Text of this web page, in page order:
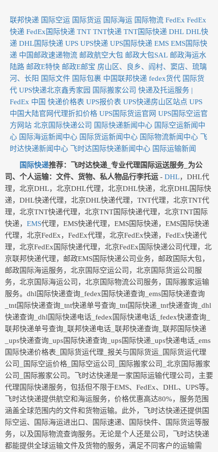
联邦快递 国际空运 国际货运 国际海运 国际物流 FedEx FedEx
快递 FedEx国际快递 TNT TNT快递 TNT国际快递 DHL DHL快
递 DHL国际快递 UPS UPS快递 UPS国际快递 EMS EMS国际快
递 中国邮政速递物流 邮政航空大包 邮政大包SAL 邮政海运水
陆路 邮政E特快 邮政E邮宝 房山区、良乡、阎村、窦店、琉璃
河、长阳 国际文件 国际包裹 中国联邦快递 fedex货代 国际货
代 UPS快递北京鑫秀家园 国际搬家公司 快递及托运服务 |
FedEx 中国 快递价格表 UPS报价表 UPS快递房山区站点 UPS
中国大陆官网代理折扣价格 UPS国际货运官网 UPS国际空运官
方网站 北京国际快递公司 国际快递新闻中心 国际空运新闻中
心 国际海运新闻中心 国际货运新闻中心 国际物流新闻中心 飞
时达快递新闻中心 飞时达国际快递新闻中心 国际运输新闻
国际快递推荐： 飞时达快递_专业代理国际运送服务_为公
司、个人运输：文件、货物、私人物品行李托运 - DHL，DHL代
理，北京DHL，北京DHL代理，北京DHL快递，北京DHL国际快
递，DHL快递代理，北京DHL快递代理，TNT代理，北京TNT代
理，北京TNT快递代理，北京TNT国际快递代理，北京TNT国际
快递， EMS代理，EMS快递代理，EMS国际快递，EMS国际快递
代理，北京FedEx，FedEx代理，北京FedEx快递，FedEx快递代
理，北京FedEx国际快递代理，北京FedEx国际快递公司代理，北
京联邦快递代理，邮政EMS国际快递公司业务，邮政国际大包，
邮政国际海运服务，北京国际空运公司，北京国际货运公司服
务，北京国际海运公司，北京国际物流公司服务，国际搬家运输
服务。dhl国际快递查询_fedex国际快递查询_ems国际快递查询
_tnt国际快递查询_tnt快递单号查询_tnt国际快递_tnt快递查询_dhl
快递查询_dhl国际快递电话_fedex国际快递电话_fedex快递查询_
联邦快递单号查询_联邦快递电话_联邦快递查询_联邦国际快递
_ups快递查询_ups国际快递查询_ups国际快递_ups快递电话_ems
国际快递价格表_国际货运代理_报关与国际货运_国际货运代理
公司_国际空运价格_国际空运公司_国际搬家公司_北京国际搬家
公司_国际搬家公司。飞时达快递是一家国际运输代理公司，‌主要
代理国际快递服务，‌包括但不限于EMS、‌FedEx、‌DHL、‌UPS等。‌
飞时达快递提供航空和海运服务，‌价格优惠高达80%，‌服务范围
涵盖全球范围内的文件和货物运输。‌此外，‌飞时达快递还提供国
际空运、‌国际海运进出口、‌国际速递、‌国际快件、‌国际货运等服
务，‌以及国际物流查询服务。‌无论是个人还是公司，‌飞时达快递
都能提供全球运输文件及货物的服务，‌满足不同客户的运输需